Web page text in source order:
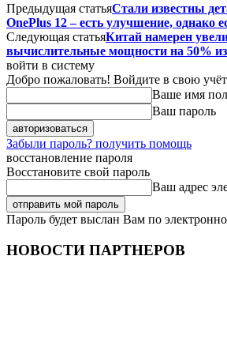
Предыдущая статьяСтали известны
OnePlus 12 – есть улучшение, однако
Следующая статьяКитай намерен
вычислительные мощности на 50%
войти в систему
Добро пожаловать! Войдите в свою
Ваше имя
Ваш пароль
Забыли пароль? получить помощь
восстановление пароля
Восстановите свой пароль
Ваш адрес
Пароль будет выслан Вам по
НОВОСТИ ПАРТНЕРОВ